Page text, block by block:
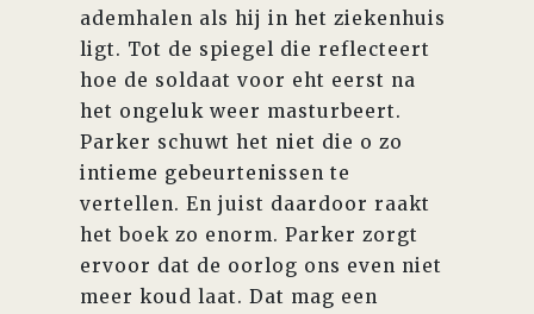
ademhalen als hij in het ziekenhuis
ligt. Tot de spiegel die reflecteert
hoe de soldaat voor eht eerst na
het ongeluk weer masturbeert.
Parker schuwt het niet die o zo
intieme gebeurtenissen te
vertellen. En juist daardoor raakt
het boek zo enorm. Parker zorgt
ervoor dat de oorlog ons even niet
meer koud laat. Dat mag een